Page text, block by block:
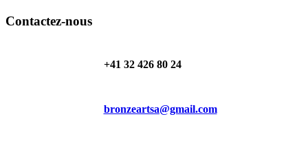
Contactez-nous
+41 32 426 80 24
bronzeartsa@gmail.com